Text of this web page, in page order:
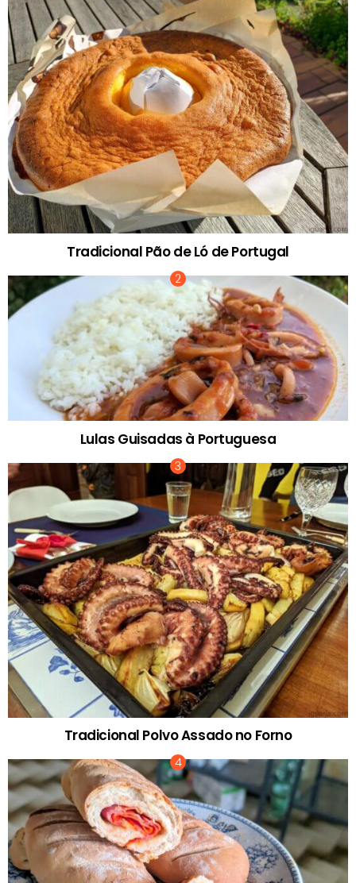
Tradicional Pão de Ló de Portugal
Lulas Guisadas à Portuguesa
Tradicional Polvo Assado no Forno